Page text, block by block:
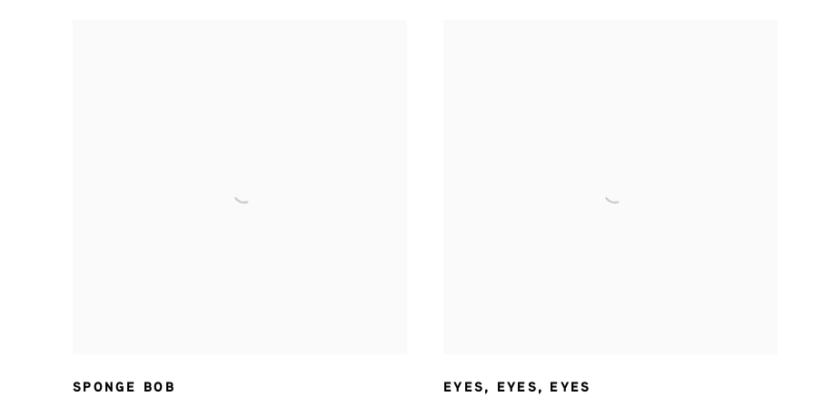
SPONGE BOB EYES, EYES, EYES